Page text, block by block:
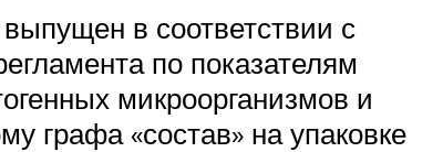
в соответствии с
по показателям
микроорганизмов и
графа «состав» на упаковке